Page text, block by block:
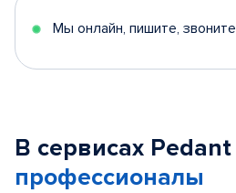
Мы онлайн, пишите, звоните
В сервисах
профессионалы